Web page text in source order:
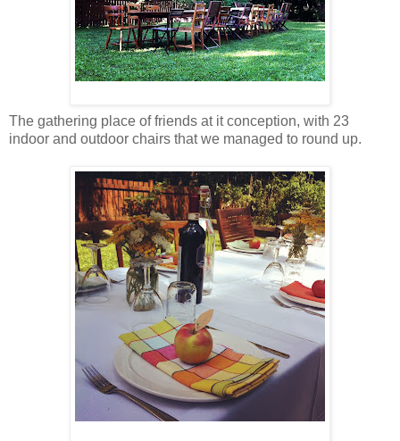
The gathering place of friends at it conception, with 23
indoor and outdoor chairs that we managed to round up.